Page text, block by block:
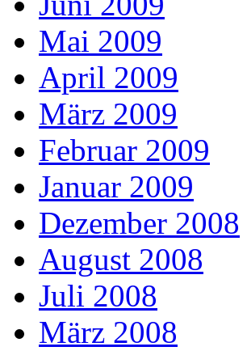
Mai 2009
April 2009
März 2009
Februar 2009
Januar 2009
Dezember 2008
August 2008
Juli 2008
März 2008